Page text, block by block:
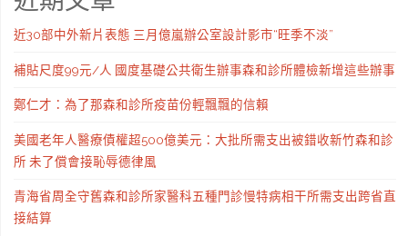
近30部中外新片表態 三月億嵐辦公室設計影市“旺季不淡”
補貼尺度99元/人 國度基礎公共衛生辦事森和診所體檢新增這些辦事
鄭仁才：為了那森和診所疫苗份輕飄飄的信賴
美國老年人醫療債權超500億美元：大批所需支出被錯收新竹森和診
所 未了償會接恥辱德律風
青海省周全守舊森和診所家醫科五種門診慢特病相干所需支出跨省直
接結算